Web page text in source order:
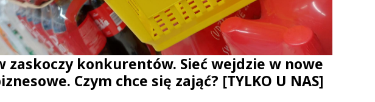
zaskoczy konkurentów. Sieć wejdzie w nowe
Czym chce się zająć? [TYLKO U NAS]